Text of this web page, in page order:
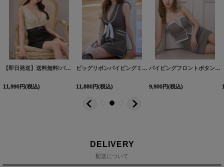
[ 5920YNdzyuIA-260401-1]
【即日発送】送料無料!バイカラー/ドット柄/ギャザー/Vネック/ノースリーブ/ベルト/タイト/ドッキング/ミニドレス/キャバドレス【XS-Mサイズ/1カラー】[OF01] 【SB】dzmvAG
11,990円(税込)
ビッグリボンパイピングミニドレス/キャバドレス【XS-Lサイズ/1カラー】[OF01]【SB】dzmvAG
11,880円(税込)
パイピングフロントボタンタイトミニドレス/キャバドレス【XS-Mサイズ/2カラー】[OF03]【YN】dzwuAG
9,900円(税込)
DELIVERY
配送について